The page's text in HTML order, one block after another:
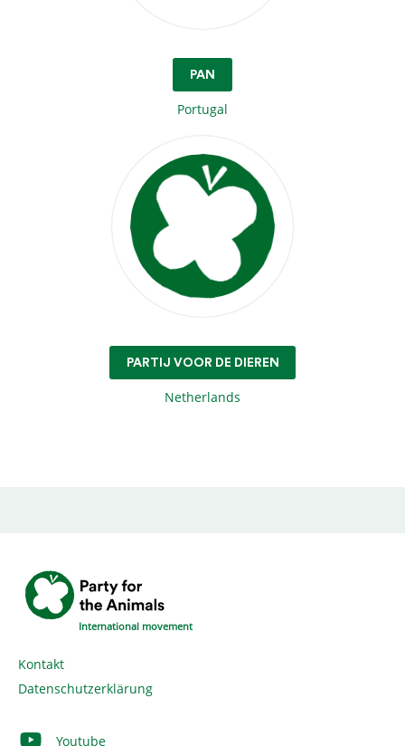
PAN
Portugal
PARTIJ VOOR DE DIEREN
Netherlands
International movement
Kontakt
Datenschutzerklärung
Youtube